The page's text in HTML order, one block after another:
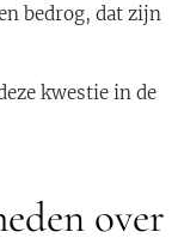
bedrog, dat zijn
kwestie in de
over